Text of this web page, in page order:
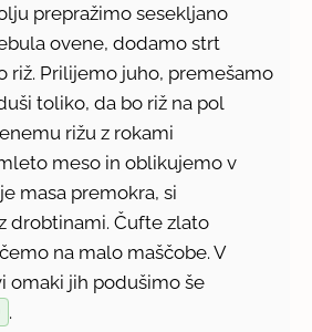
prepražimo sesekljano
ovene, dodamo strt
riž. Prilijemo juho, premešamo
toliko, da bo riž na pol
rižu z rokami
meso in oblikujemo v
masa premokra, si
drobtinami. Čufte zlato
na malo maščobe. V
omaki jih podušimo še
.